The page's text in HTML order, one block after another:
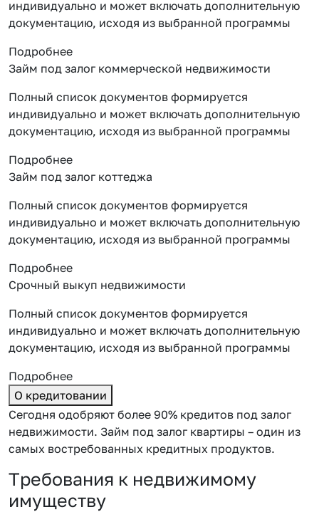
индивидуально и может включать дополнительную
документацию, исходя из выбранной программы
Подробнее
Займ под залог коммерческой недвижимости
Полный список документов формируется
индивидуально и может включать дополнительную
документацию, исходя из выбранной программы
Подробнее
Займ под залог коттеджа
Полный список документов формируется
индивидуально и может включать дополнительную
документацию, исходя из выбранной программы
Подробнее
Срочный выкуп недвижимости
Полный список документов формируется
индивидуально и может включать дополнительную
документацию, исходя из выбранной программы
Подробнее
О кредитовании
Сегодня одобряют более 90% кредитов под залог
недвижимости. Займ под залог квартиры – один из
самых востребованных кредитных продуктов.
Требования к недвижимому
имуществу